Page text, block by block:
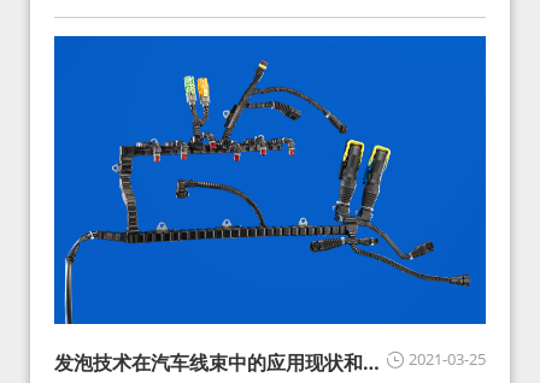
2021-03-25
发泡技术在汽车线束中的应用现状和展